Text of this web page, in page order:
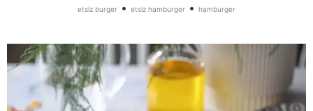
etsiz burger • etsiz hamburger • hamburger